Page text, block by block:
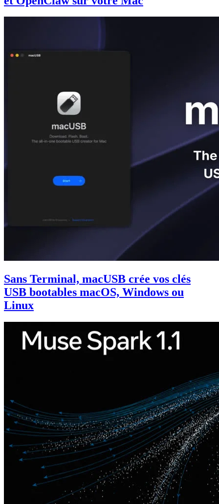
Sans Terminal, macUSB crée vos clés
USB bootables macOS, Windows ou
Linux